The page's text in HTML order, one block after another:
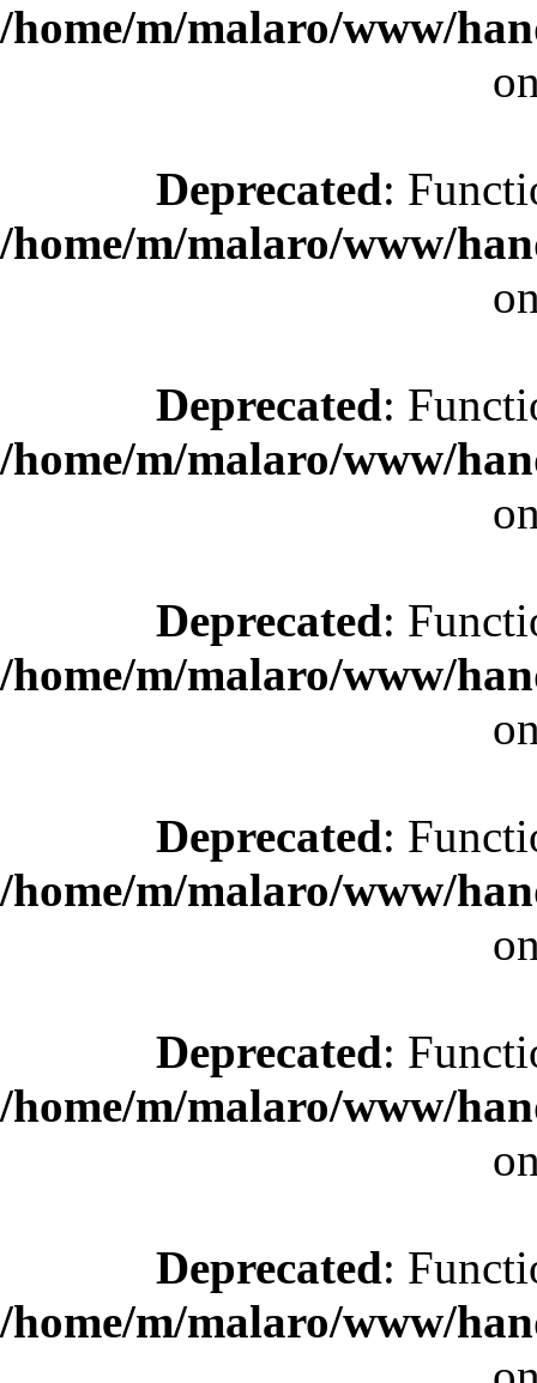
/home/m/malaro/www/
Deprecated:
/home/m/malaro/www/
Deprecated:
/home/m/malaro/www/
Deprecated:
/home/m/malaro/www/
Deprecated:
/home/m/malaro/www/
Deprecated:
/home/m/malaro/www/
Deprecated:
/home/m/malaro/www/